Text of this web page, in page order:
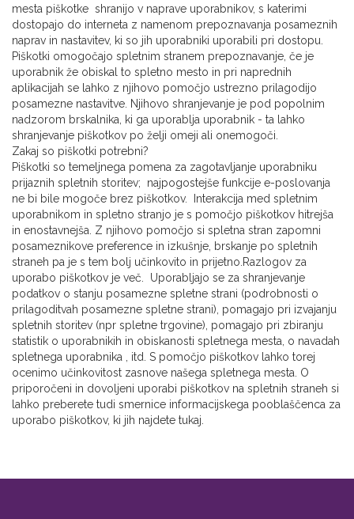
mesta piškotke shranijo v naprave uporabnikov, s katerimi
dostopajo do interneta z namenom prepoznavanja posameznih
naprav in nastavitev, ki so jih uporabniki uporabili pri dostopu.
Piškotki omogočajo spletnim stranem prepoznavanje, če je
uporabnik že obiskal to spletno mesto in pri naprednih
aplikacijah se lahko z njihovo pomočjo ustrezno prilagodijo
posamezne nastavitve. Njihovo shranjevanje je pod popolnim
nadzorom brskalnika, ki ga uporablja uporabnik - ta lahko
shranjevanje piškotkov po želji omeji ali onemogoči.
Zakaj so piškotki potrebni?
Piškotki so temeljnega pomena za zagotavljanje uporabniku
prijaznih spletnih storitev; najpogostejše funkcije e-poslovanja
ne bi bile mogoče brez piškotkov. Interakcija med spletnim
uporabnikom in spletno stranjo je s pomočjo piškotkov hitrejša
in enostavnejša. Z njihovo pomočjo si spletna stran zapomni
posameznikove preference in izkušnje, brskanje po spletnih
straneh pa je s tem bolj učinkovito in prijetno.Razlogov za
uporabo piškotkov je več. Uporabljajo se za shranjevanje
podatkov o stanju posamezne spletne strani (podrobnosti o
prilagoditvah posamezne spletne strani), pomagajo pri izvajanju
spletnih storitev (npr spletne trgovine), pomagajo pri zbiranju
statistik o uporabnikih in obiskanosti spletnega mesta, o navadah
spletnega uporabnika , itd. S pomočjo piškotkov lahko torej
ocenimo učinkovitost zasnove našega spletnega mesta. O
priporočeni in dovoljeni uporabi piškotkov na spletnih straneh si
lahko preberete tudi smernice informacijskega pooblaščenca za
uporabo piškotkov, ki jih najdete tukaj.